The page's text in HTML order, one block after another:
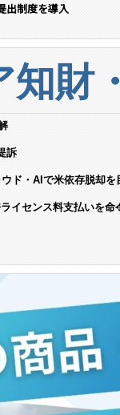
出制度を導入
知財
訴
ド・AIで米依存脱却を
イセンス料支払いを命